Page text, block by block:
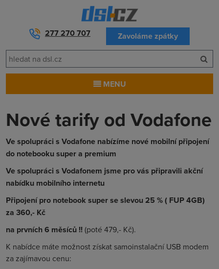
277 270 707 Zavoláme zpátky
MENU
Nové tarify od Vodafone
Ve spolupráci s Vodafone nabízíme nové mobilní připojení
do notebooku super a premium
Ve spolupráci s Vodafonem jsme pro vás připravili akční
nabídku mobilního internetu
Připojení pro notebook superse slevou 25 %( FUP 4GB)
za 360,- Kč
na prvních 6 měsíců !! (poté 479,- Kč).
K nabídce máte možnost získat samoinstalační USB modem
za zajímavou cenu: